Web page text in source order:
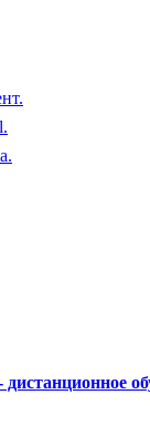
дистанционное